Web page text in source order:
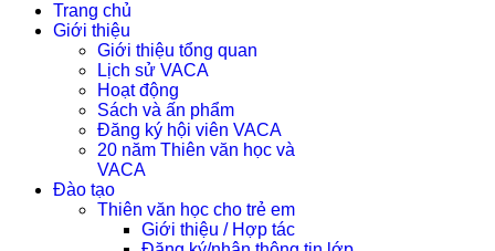
Trang chủ
Giới thiệu
Giới thiệu tổng quan
Lịch sử VACA
Hoạt động
Sách và ấn phẩm
Đăng ký hội viên VACA
20 năm Thiên văn học và
VACA
Đào tạo
Thiên văn học cho trẻ em
Giới thiệu / Hợp tác